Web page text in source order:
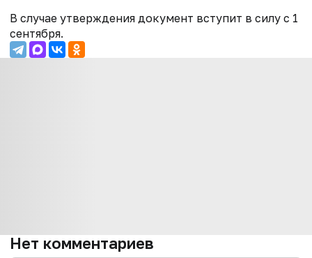
В случае утверждения документ вступит в силу с 1
сентября.
Нет комментариев